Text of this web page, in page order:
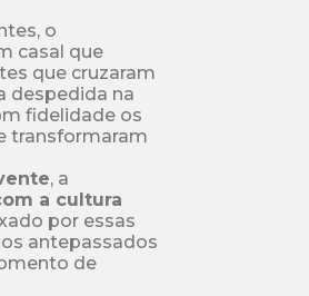
o
casal que
que cruzaram
despedida na
fidelidade os
transformaram
, a
a cultura
por essas
antepassados
de